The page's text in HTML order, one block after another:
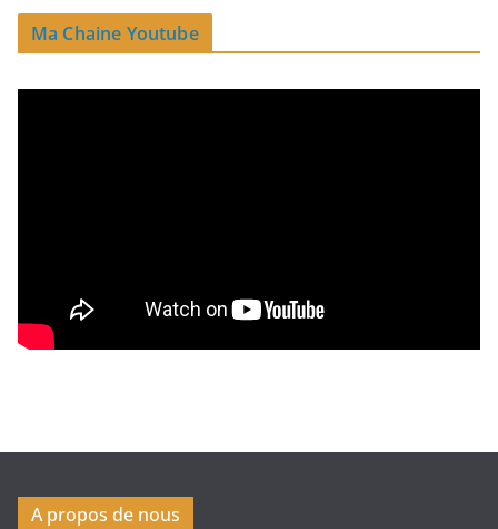
Ma Chaine Youtube
A propos de nous